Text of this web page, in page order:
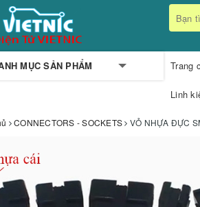
MỤC SẢN PHẨM Trang
Linh
CONNECTORS - SOCKETS VỎ NHỰA ĐỰC